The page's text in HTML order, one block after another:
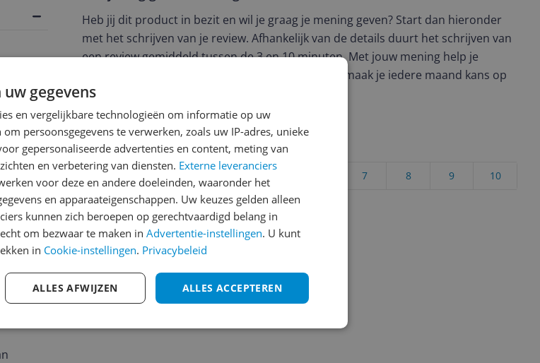
Organic
vrij
is
Heb jij dit product in bezit en wil je graag je mening geven? Start dan hieronder
met het schrijven van je review. Afhankelijk van de details duurt het schrijven van
een review gemiddeld tussen de 3 en 10 minuten. Met jouw mening help je
andere bezoekers een betere keuze te maken én maak je iedere maand kans op
€250,-!
Cijfer
Welk cijfer geef jij dit product?
10
9
8
7
1
Vraag 1 van 4
gegevens
en vergelijkbare technologieën om informatie op uw
persoonsgegevens te verwerken, zoals uw IP-adres, unieke
gepersonaliseerde advertenties en content, meting van
en verbetering van diensten. Externe leveranciers
voor deze en andere doeleinden, waaronder het
en apparaateigenschappen. Uw keuzes gelden alleen
kunnen zich beroepen op gerechtvaardigd belang in
om bezwaar te maken in Advertentie-instellingen. U kunt
in Cookie-instellingen. Privacybeleid
ALLES ACCEPTEREN
ALLES AFWIJZEN